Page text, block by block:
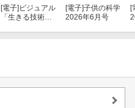
[電子]ビジュアル
「生きる技術」
[電子]子供の科学
2026年6月号
[